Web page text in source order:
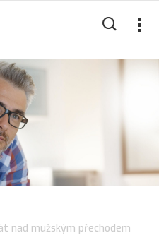
nad mužským přechodem